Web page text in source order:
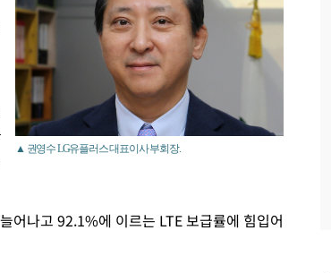
▲ 권영수 LG유플러스 대표이사 부회장.
어나고 92.1%에 이르는 LTE 보급률에 힘입어